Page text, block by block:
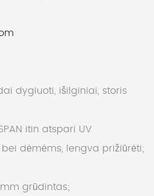
dygiuoti, išilginiai, storis
itin atspari UV
dėmėms, lengva prižiūrėti;
grūdintas;